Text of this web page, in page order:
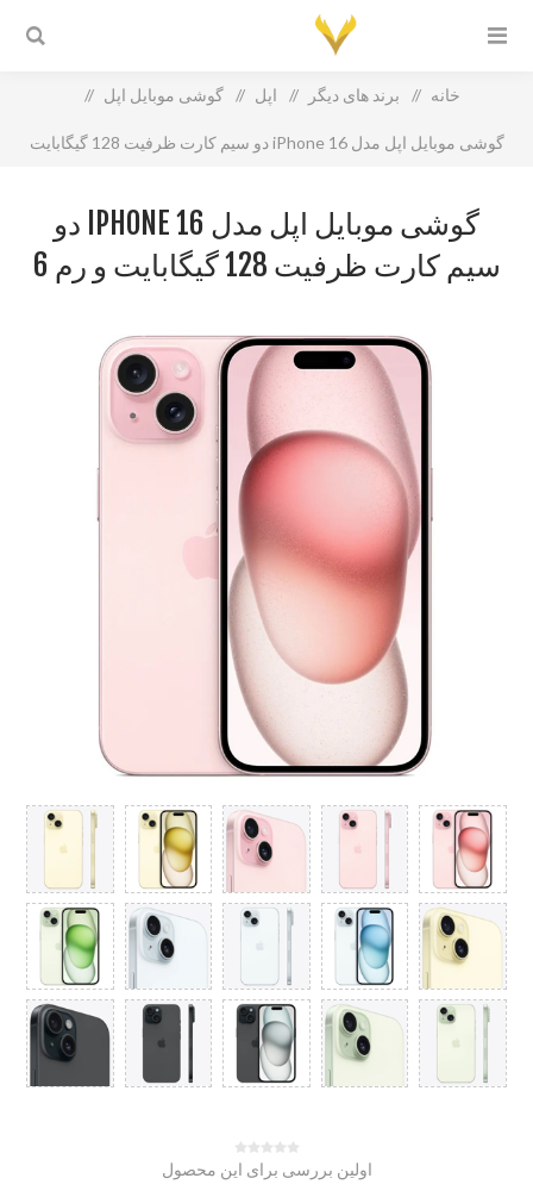
خانه / برند های دیگر / اپل / گوشی موبایل اپل /
گوشی موبایل اپل مدل iPhone 16 دو سیم‌ کارت ظرفیت 128 گیگابایت
گوشی موبایل اپل مدل IPHONE 16 دو
سیم‌ کارت ظرفیت 128 گیگابایت و رم 6
اولین بررسی برای این محصول